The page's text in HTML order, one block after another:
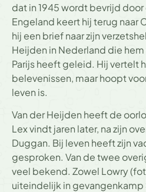
dat in 1945 wordt bevrijd door
Engeland keert hij terug naar
hij een brief naar zijn
Heijden in Nederland die
Parijs heeft geleid. Hij vertelt
belevenissen, maar hoopt
leven is.
Van der Heijden heeft de
Lex vindt jaren later, na zijn
Duggan. Bij leven heeft zijn
gesproken. Van de twee
veel bekend. Zowel Lowry
uiteindelijk in gevangenkamp